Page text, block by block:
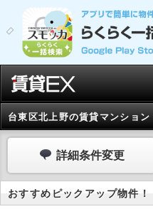
台東区北上野の賃貸マンショ
詳細条件変更
おすすめピックアップ物件！